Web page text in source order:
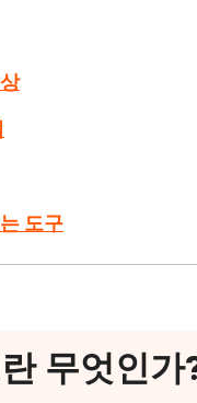
도구
무엇인가